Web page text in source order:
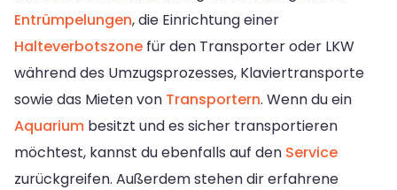
Entrümpelungen, die Einrichtung einer
Halteverbotszone für den Transporter oder LKW
während des Umzugsprozesses, Klaviertransporte
sowie das Mieten von Transportern. Wenn du ein
Aquarium besitzt und es sicher transportieren
möchtest, kannst du ebenfalls auf den Service
zurückgreifen. Außerdem stehen dir erfahrene